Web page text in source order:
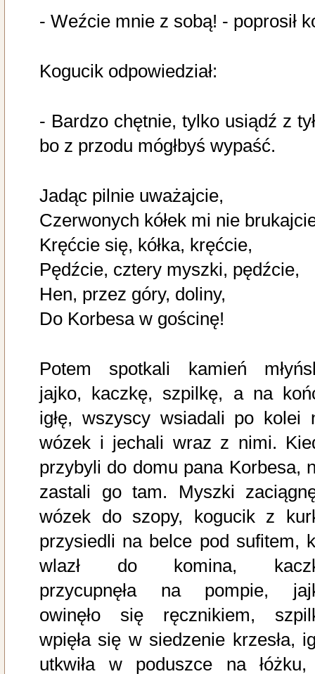
- Weźcie mnie z sobą! - poprosił
Kogucik odpowiedział:
- Bardzo chętnie, tylko usiądź z
bo z przodu mógłbyś wypaść.
Jadąc pilnie uważajcie,
Czerwonych kółek mi nie
Kręćcie się, kółka, kręćcie,
Pędźcie, cztery myszki, pędźcie,
Hen, przez góry, doliny,
Do Korbesa w gościnę!
Potem spotkali kamień
jajko, kaczkę, szpilkę, a na
igłę, wszyscy wsiadali po kolei
wózek i jechali wraz z nimi.
przybyli do domu pana Korbesa,
zastali go tam. Myszki
wózek do szopy, kogucik z
przysiedli na belce pod sufitem,
wlazł do komina,
przycupnęła na pompie,
owinęło się ręcznikiem,
wpięła się w siedzenie krzesła,
utkwiła w poduszce na